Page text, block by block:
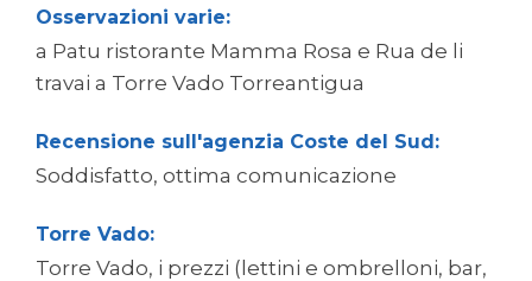
Osservazioni varie:
a Patu ristorante Mamma Rosa e Rua de li
travai a Torre Vado Torreantigua
Recensione sull'agenzia Coste del Sud:
Soddisfatto, ottima comunicazione
Torre Vado:
Torre Vado, i prezzi (lettini e ombrelloni, bar,